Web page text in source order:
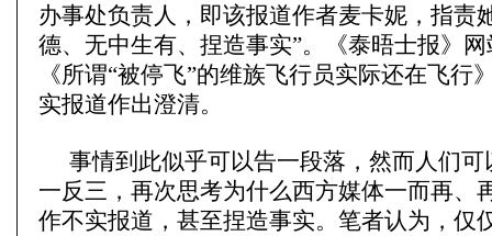
办事处负责人，即该报道作者麦卡妮，指责
德、无中生有、捏造事实”。《泰晤士报》
《所谓“被停飞”的维族飞行员实际还在飞行
实报道作出澄清。
事情到此似乎可以告一段落，然而人们
一反三，再次思考为什么西方媒体一而再、
作不实报道，甚至捏造事实。笔者认为，仅